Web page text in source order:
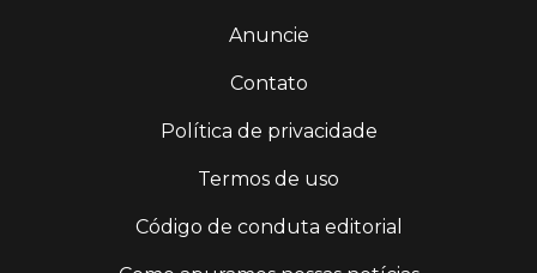
Anuncie
Contato
Política de privacidade
Termos de uso
Código de conduta editorial